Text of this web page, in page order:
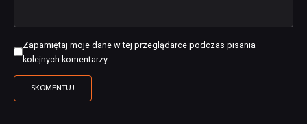
Zapamiętaj moje dane w tej przeglądarce podczas pisania
kolejnych komentarzy.